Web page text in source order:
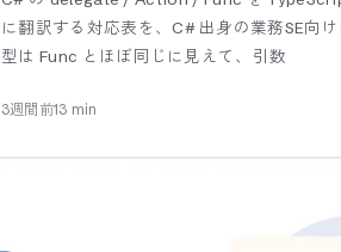
に翻訳する対応表を、C# 出身の業務SE向
型は Func とほぼ同じに見えて、引数
3週間前13 min